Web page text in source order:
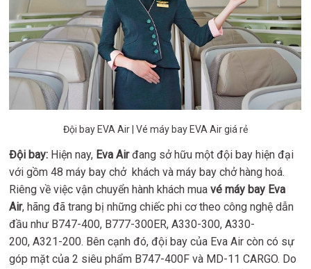
Đội bay EVA Air | Vé máy bay EVA Air giá rẻ
Đội bay: Hiện nay, Eva Airđang sở hữu một đội bay hiện đại
với gồm 48 máy bay chở khách và máy bay chở hàng hoá.
Riêng về việc vận chuyển hành khách muavé máy bay Eva
Air, hãng đã trang bị những chiếc phi cơ theo công nghệ dẫn
đầu như B747-400, B777-300ER, A330-300, A330-
200, A321-200. Bên cạnh đó, đội bay của Eva Air còn có sự
góp mặt của 2 siêu phẩm B747-400F và MD-11 CARGO. Do